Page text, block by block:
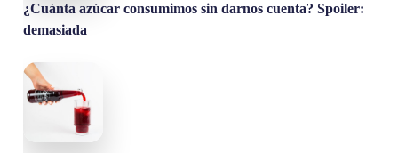
¿Cuánta azúcar consumimos sin darnos cuenta? Spoiler:
demasiada